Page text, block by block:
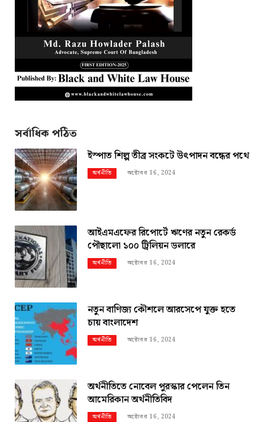
সর্বাধিক পঠিত
ইস্পাত শিল্প তীব্র সংকটে উৎপাদন বন্ধের পথে
অর্থনীতি অক্টোবর 16, 2024
আইএমএফের রিপোর্টে ঋণের নতুন রেকর্ড
পৌছালো ১০০ ট্রিলিয়ন ডলারে
অর্থনীতি অক্টোবর 16, 2024
নতুন বাণিজ্য কৌশলে আরসেপে যুক্ত হতে
চায় বাংলাদেশ
অর্থনীতি অক্টোবর 16, 2024
অর্থনীতিতে নোবেল পুরস্কার পেলেন তিন
আমেরিকান অর্থনীতিবিদ
অর্থনীতি অক্টোবর 16, 2024